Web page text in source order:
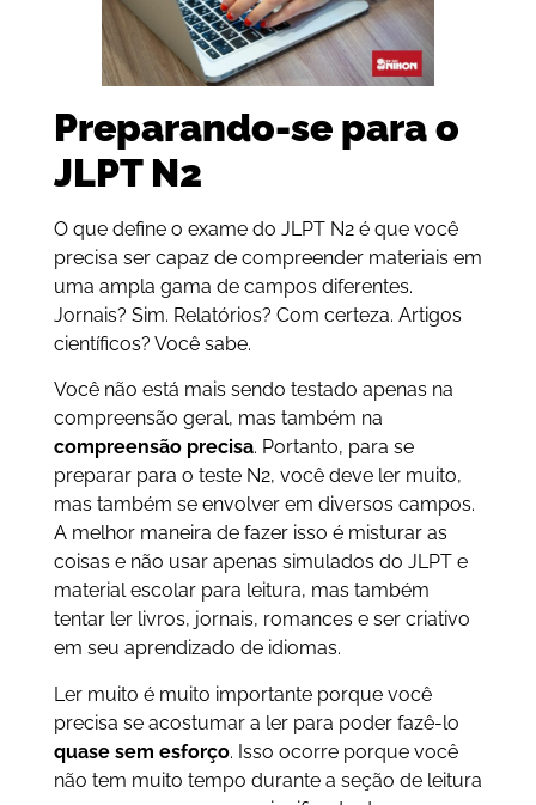
Preparando-se para o
JLPT N2
O que define o exame do JLPT N2 é que você
precisa ser capaz de compreender materiais em
uma ampla gama de campos diferentes.
Jornais? Sim. Relatórios? Com certeza. Artigos
científicos? Você sabe.
Você não está mais sendo testado apenas na
compreensão geral, mas também na
compreensão precisa. Portanto, para se
preparar para o teste N2, você deve ler muito,
mas também se envolver em diversos campos.
A melhor maneira de fazer isso é misturar as
coisas e não usar apenas simulados do JLPT e
material escolar para leitura, mas também
tentar ler livros, jornais, romances e ser criativo
em seu aprendizado de idiomas.
Ler muito é muito importante porque você
precisa se acostumar a ler para poder fazê-lo
quase sem esforço. Isso ocorre porque você
não tem muito tempo durante a seção de leitura